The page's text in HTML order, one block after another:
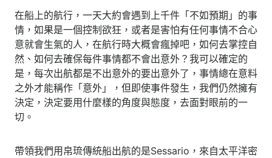
在船上的航行，一天大約會遇到上千件「不如預期」的事
情，如果是一個控制欲狂，或者是害怕有任何事情不合心
意就會生氣的人，在航行時大概會瘋掉吧，如何去掌控自
然、如何去確保每件事情都不會出意外？我可以確定的
是，每次出航都是不出意外的要出意外了，事情總在意料
之外才能稱作「意外」，但即使事件發生，我們仍然擁有
決定，決定要用什麼樣的角度與態度，去面對眼前的一
切。
帶領我們用帛琉傳統船出航的是Sessario，來自太平洋密